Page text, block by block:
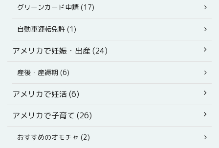
グリーンカード申請 (17)
自動車運転免許 (1)
アメリカで妊娠・出産 (24)
産後・産褥期 (6)
アメリカで妊活 (6)
アメリカで子育て (26)
おすすめのオモチャ (2)